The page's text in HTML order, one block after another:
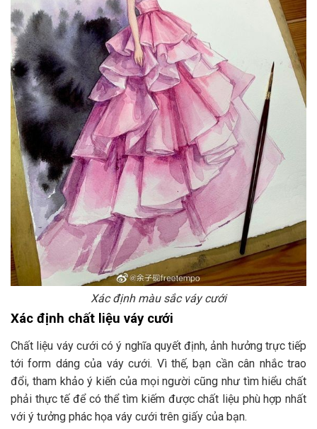
Xác định màu sắc váy cưới
Xác định chất liệu váy cưới
Chất liệu váy cưới có ý nghĩa quyết định, ảnh hưởng trực tiếp
tới form dáng của váy cưới. Vì thế, bạn cần cân nhắc trao
đổi, tham khảo ý kiến của mọi người cũng như tìm hiểu chất
phải thực tế để có thể tìm kiếm được chất liệu phù hợp nhất
với ý tưởng phác họa váy cưới trên giấy của bạn.